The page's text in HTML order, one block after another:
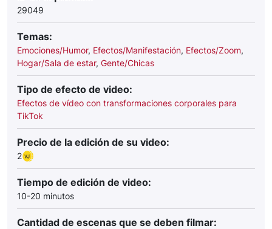
29049
Temas:
Emociones/Humor, Efectos/Manifestación, Efectos/Zoom,
Hogar/Sala de estar, Gente/Chicas
Tipo de efecto de video:
Efectos de vídeo con transformaciones corporales para
TikTok
Precio de la edición de su video:
2
Tiempo de edición de video:
10-20 minutos
Cantidad de escenas que se deben filmar: